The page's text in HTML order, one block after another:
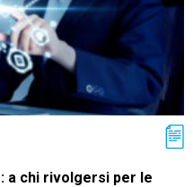
a chi rivolgersi per le